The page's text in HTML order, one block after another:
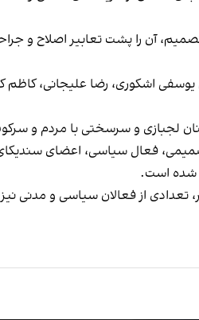
آن را پشت تعابیر اصلاح و
اشکوری، رضا علیجانی، کاظم
لجبازی و سرسختی با مردم و
صمیمی، فعال سیاسی، اعضای
شده است.
از فعالان سیاسی و مدنی